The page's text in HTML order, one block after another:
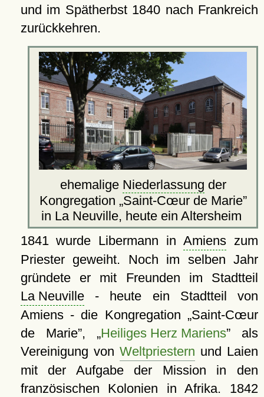
und im Spätherbst 1840 nach Frankreich
zurückkehren.
ehemalige Niederlassung der
Kongregation Saint-Cœur de Marie
in La Neuville, heute ein Altersheim
1841 wurde Libermann inAmiens zum
Priester geweiht. Noch im selben Jahr
gründete er mit Freunden im Stadtteil
La Neuville- heute ein Stadtteil von
Amiens - die Kongregation
Saint-Cœur
de Marie , Heiliges Herz Mariens als
Vereinigung von Weltpriestern und Laien
mit der Aufgabe der Mission in den
französischen Kolonien in Afrika. 1842